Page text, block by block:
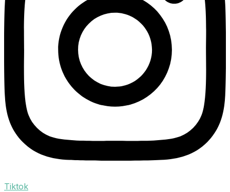
Tiktok